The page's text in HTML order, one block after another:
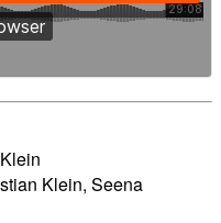
Klein, Seena